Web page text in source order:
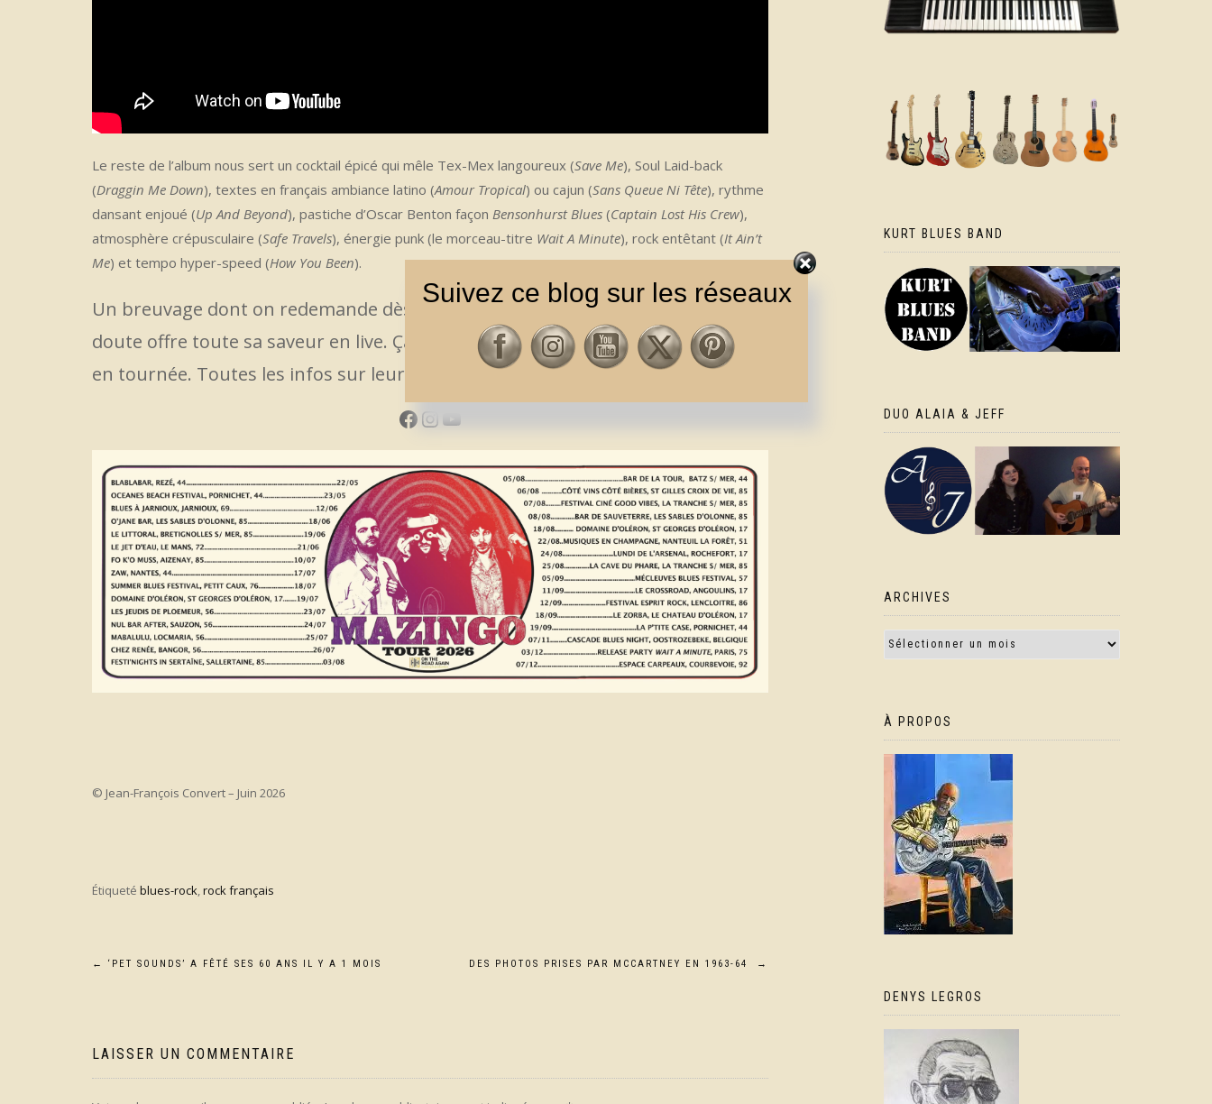
Le reste de l’album nous sert un cocktail épicé qui mêle Tex-Mex langoureux (Save Me), Soul Laid-back
(Draggin Me Down), textes en français ambiance latino (Amour Tropical) ou cajun (Sans Queue Ni Tête), rythme
dansant enjoué (Up And Beyond), pastiche d’Oscar Benton façon Bensonhurst Blues (Captain Lost His Crew),
atmosphère crépusculaire (Safe Travels), énergie punk (le morceau-titre Wait A Minute), rock entêtant (It Ain’t
Me) et tempo hyper-speed (How You Been).
Un breuvage dont on redemande dès la première gorgée, et qui sans nul
doute offre toute sa saveur en live. Ça tombe bien, Mazingo est actuellement
en tournée. Toutes les infos sur leurs réseaux sociaux :
Facebook
Instagram
YouTube
© Jean-François Convert – Juin 2026
Étiqueté blues-rock,rock français
Navigation
l’article
← ‘PET SOUNDS’ A FÊTÉ SES 60 ANS IL Y A 1 MOIS DES PHOTOS PRISES PAR MCCARTNEY EN 1963-64 →
LAISSER UN COMMENTAIRE
KURT BLUES BAND
DUO ALAIA & JEFF
ARCHIVES
À PROPOS
DENYS LEGROS
Suivez ce blog sur les réseaux